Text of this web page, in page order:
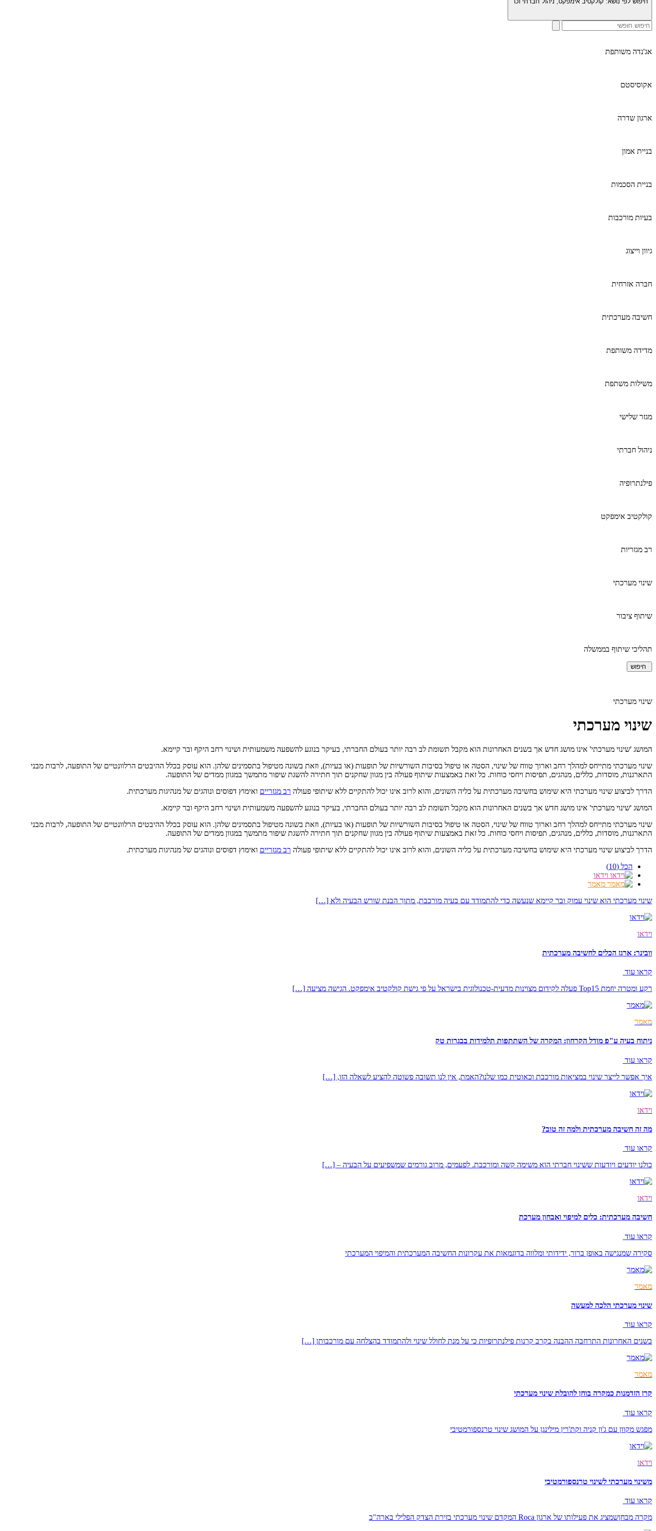
אג'נדה משותפת
אקוסיסטם
ארגון שדרה
בניית אמון
בניית הסכמות
בעיות מורכבות
גיוון וייצוג
חברה אזרחית
חשיבה מערכתית
מדידה משותפת
משילות משתפת
מגזר שלישי
ניהול חברתי
פילנתרופיה
קולקטיב אימפקט
רב מגזריות
שינוי מערכתי
שיתוף ציבור
תהליכי שיתוף בממשלה
שינוי מערכתי
שינוי מערכתי
המושג 'שינוי מערכתי' אינו מושג חדש אך בשנים האחרונות הוא מקבל תשומת לב רבה יותר בעולם החברתי, בעיקר בנוגע להשפעה משמעותית ושינוי רחב היקף ובר קיימא.
שינוי מערכתי מתייחס למהלך רחב וארוך טווח של שינוי, הסטה או טיפול בסיבות השורשיות של תופעות (או בעיות), וזאת בשונה מטיפול בתסמינים שלהן. הוא עוסק בכלל ההיבטים הרלוונטיים של התופעה, לרבות מבני
התארגנות, מוסדות, כללים, מנהגים, תפיסות ויחסי כוחות. כל זאת באמצעות שיתוף פעולה בין מגוון שחקנים תוך חתירה להשגת שיפור מתמשך במגוון ממדים של התופעה.
הדרך לביצוע שינוי מערכתי היא שימוש בחשיבה מערכתית על כליה השונים, והוא לרוב אינו יכול להתקיים ללא שיתופי פעולה רב מגזריים ואימוץ דפוסים ונוהגים של מנהיגות מערכתית.
המושג 'שינוי מערכתי' אינו מושג חדש אך בשנים האחרונות הוא מקבל תשומת לב רבה יותר בעולם החברתי, בעיקר בנוגע להשפעה משמעותית ושינוי רחב היקף ובר קיימא.
שינוי מערכתי מתייחס למהלך רחב וארוך טווח של שינוי, הסטה או טיפול בסיבות השורשיות של תופעות (או בעיות), וזאת בשונה מטיפול בתסמינים שלהן. הוא עוסק בכלל ההיבטים הרלוונטיים של התופעה, לרבות מבני
התארגנות, מוסדות, כללים, מנהגים, תפיסות ויחסי כוחות. כל זאת באמצעות שיתוף פעולה בין מגוון שחקנים תוך חתירה להשגת שיפור מתמשך במגוון ממדים של התופעה.
הדרך לביצוע שינוי מערכתי היא שימוש בחשיבה מערכתית על כליה השונים, והוא לרוב אינו יכול להתקיים ללא שיתופי פעולה רב מגזריים ואימוץ דפוסים ונוהגים של מנהיגות מערכתית.
הכל (10)
וידאו
מאמר
שינוי מערכתי הוא שינוי עמוק ובר קיימא שנעשה כדי להתמודד עם בעיה מורכבת, מתוך הבנת שורש הבעיה ולא […]
וידאו
וובינר: ארגז הכלים לחשיבה מערכתית
קראו עוד
רקע ומטרה יוזמת Top15 פעלה לקידום מצוינות מדעית-טכנולוגית בישראל על פי גישת קולקטיב אימפקט. הגישה מציעה […]
מאמר
ניתוח בעיה ע"פ מודל הקרחון: המקרה של השתתפות תלמידות בבגרות טק
קראו עוד
איך אפשר לייצר שינוי במציאות מורכבת וכאוטית כמו שלנו?האמת, אין לנו תשובה פשוטה להציע לשאלה הזו, […]
וידאו
מה זה חשיבה מערכתית ולמה זה טוב?
קראו עוד
כולנו יודעים ויודעות ששינוי חברתי הוא משימה קשה ומורכבת. לפעמים, מרוב גורמים שמשפיעים על הבעיה – […]
וידאו
חשיבה מערכתית: כלים למיפוי ואבחון מערכת
קראו עוד
סקירה שמנגישה באופן ברור, ידידותי ומלווה בדוגמאות את עקרונות החשיבה המערכתית והמיפוי המערכתי
מאמר
שינוי מערכתי הלכה למעשה
קראו עוד
בשנים האחרונות התרחבה ההבנה בקרב קרנות פילנתרופיות כי על מנת לחולל שינוי ולהתמודד בהצלחה עם מורכבותן […]
מאמר
קרן הזדמנות כמקרה בוחן להובלת שינוי מערכתי
קראו עוד
מפגש מקוון עם ג'ון קניה וקת'רין מילינגן על המושג שינוי טרנספורמטיבי
וידאו
משינוי מערכתי לשינוי טרנספורמטיבי
קראו עוד
מקרה מבחןשמציג את פעילותו של ארגון Roca המקדם שינוי מערכתי בזירת הצדק הפלילי בארה"ב